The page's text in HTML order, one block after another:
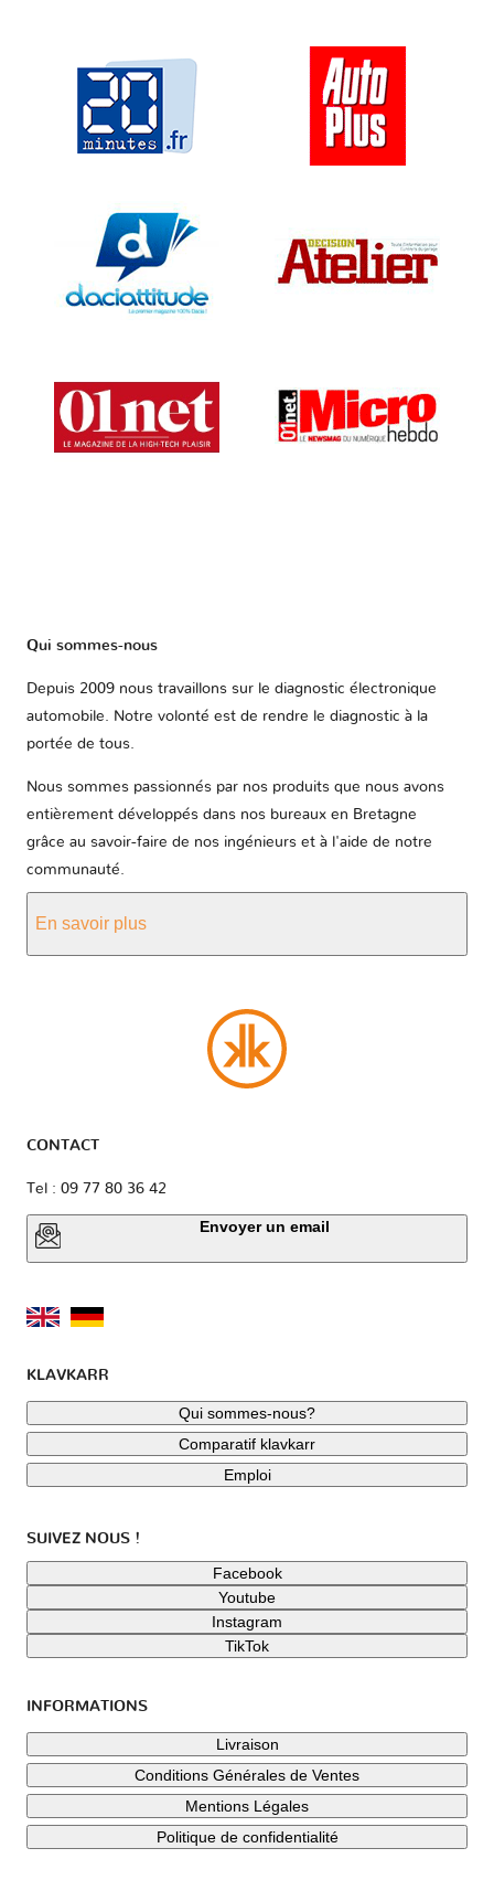
Qui sommes-nous
Depuis 2009 nous travaillons sur le diagnostic électronique
automobile. Notre volonté est de rendre le diagnostic à la
portée de tous.
Nous sommes passionnés par nos produits que nous avons
entièrement développés dans nos bureaux en Bretagne
grâce au savoir-faire de nos ingénieurs et à l'aide de notre
communauté.
En savoir plus
CONTACT
Tel : 09 77 80 36 42
Envoyer un email
KLAVKARR
Qui sommes-nous?
Comparatif klavkarr
Emploi
SUIVEZ NOUS !
Facebook
Youtube
Instagram
TikTok
INFORMATIONS
Livraison
Conditions Générales de Ventes
Mentions Légales
Politique de confidentialité